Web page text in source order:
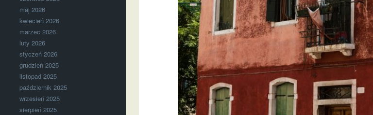
maj 2026
kwiecień 2026
marzec 2026
luty 2026
styczeń 2026
grudzień 2025
listopad 2025
październik 2025
wrzesień 2025
sierpień 2025